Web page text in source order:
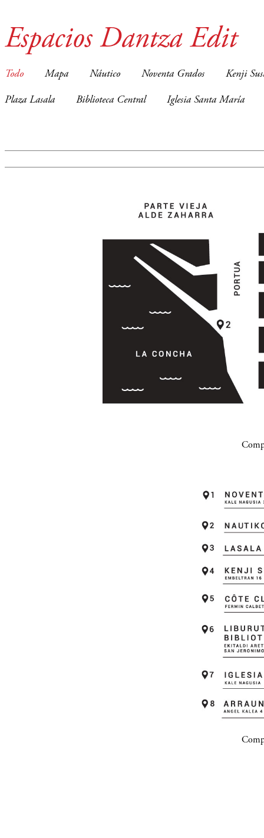
Espacios Dantza Edit
Todo Mapa Náutico Noventa Grados Kenji
Plaza Lasala Biblioteca Central Iglesia Santa María